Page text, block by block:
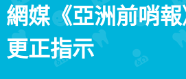
網媒《亞洲前哨
更正指示